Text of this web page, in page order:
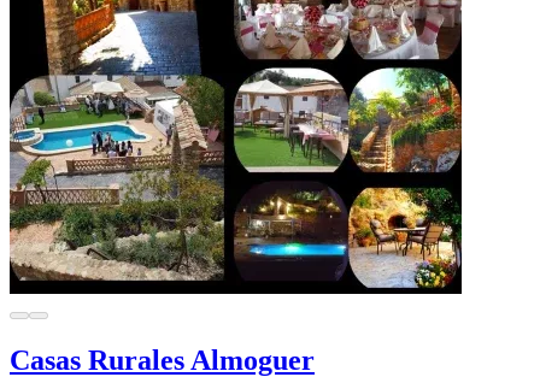
Casas Rurales Almoguer